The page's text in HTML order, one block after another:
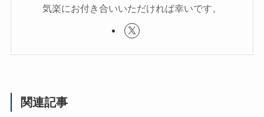
気楽にお付き合いいただければ幸いです。
関連記事